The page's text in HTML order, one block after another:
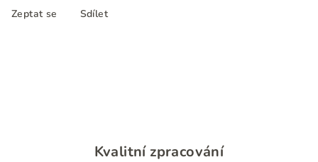
Zeptat se Sdílet
Kvalitní zpracování